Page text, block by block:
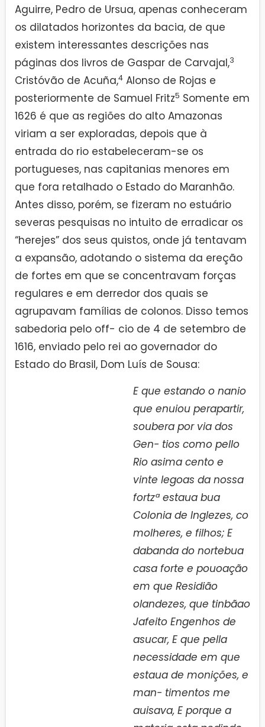
Aguirre, Pedro de Ursua, apenas conheceram
os dilatados horizontes da bacia, de que
existem interessantes descrições nas
páginas dos livros de Gaspar de Carvajal,3
Cristóvão de Acuña,4 Alonso de Rojas e
posteriormente de Samuel Fritz5 Somente em
1626 é que as regiões do alto Amazonas
viriam a ser exploradas, depois que à
entrada do rio estabeleceram-se os
portugueses, nas capitanias menores em
que fora retalhado o Estado do Maranhão.
Antes disso, porém, se fizeram no estuário
severas pesquisas no intuito de erradicar os
“herejes” dos seus quistos, onde já tentavam
a expansão, adotando o sistema da ereção
de fortes em que se concentravam forças
regulares e em derredor dos quais se
agrupavam famílias de colonos. Disso temos
sabedoria pelo off- cio de 4 de setembro de
1616, enviado pelo rei ao governador do
Estado do Brasil, Dom Luís de Sousa:
E que estando o nanio
que enuiou perapartir,
soubera por via dos
Gen- tios como pello
Rio asima cento e
vinte legoas da nossa
fortzª estaua bua
Colonia de Inglezes, co
molheres, e filhos; E
dabanda do nortebua
casa forte e pouoação
em que Residião
olandezes, que tinbãao
Jafeito Engenhos de
asucar, E que pella
necessidade em que
estaua de monições, e
man- timentos me
auisava, E porque a